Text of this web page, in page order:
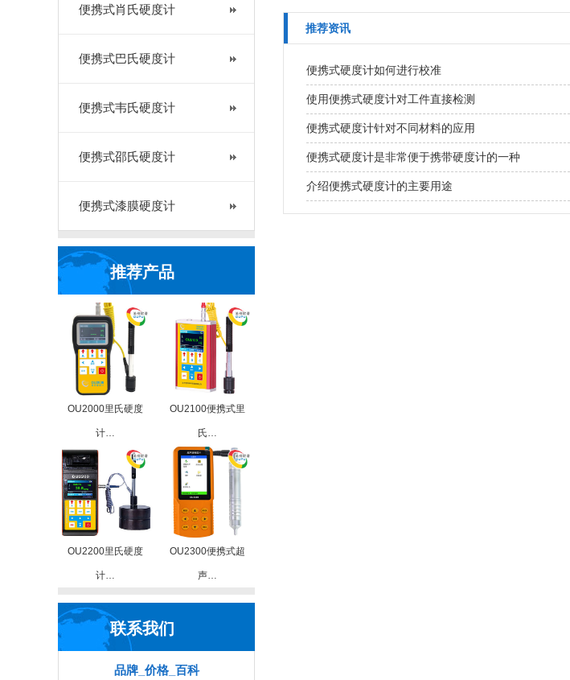
便携式肖氏硬度计
便携式巴氏硬度计
便携式韦氏硬度计
便携式邵氏硬度计
便携式漆膜硬度计
推荐产品
OU2000里氏硬度
计…
OU2100便携式里
氏…
OU2200里氏硬度
计…
OU2300便携式超
声…
联系我们
品牌_价格_百科
推荐资讯
便携式硬度计如何进行校准
使用便携式硬度计对工件直接检测
便携式硬度计针对不同材料的应用
便携式硬度计是非常便于携带硬度计的一种
介绍便携式硬度计的主要用途